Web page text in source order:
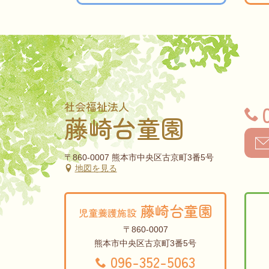
社会福祉法人
藤崎台童園
〒860-0007 熊本市中央区古京町3番5号
地図を見る
児童養護施設 藤崎台童園
〒860-0007
熊本市中央区古京町3番5号
096-352-5063